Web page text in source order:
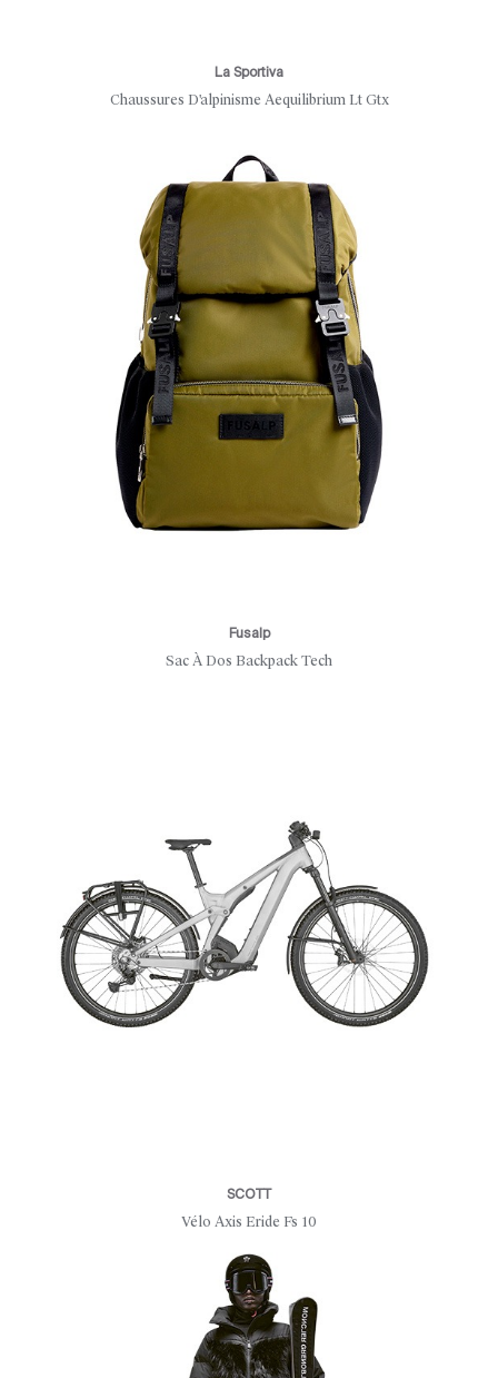
La Sportiva
Chaussures D'alpinisme Aequilibrium Lt Gtx
Fusalp
Sac À Dos Backpack Tech
SCOTT
Vélo Axis Eride Fs 10